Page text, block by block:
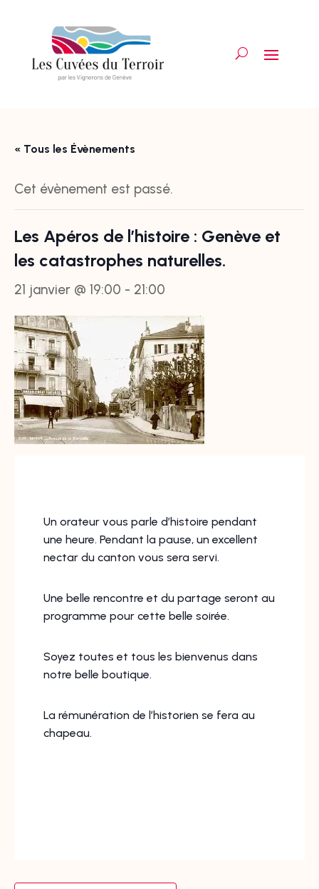
« Tous les Évènements
Cet évènement est passé.
Les Apéros de l’histoire : Genève et
les catastrophes naturelles.
21 janvier @ 19:00 - 21:00
Un orateur vous parle d’histoire pendant
une heure. Pendant la pause, un excellent
nectar du canton vous sera servi.
Une belle rencontre et du partage seront au
programme pour cette belle soirée.
Soyez toutes et tous les bienvenus dans
notre belle boutique.
La rémunération de l’historien se fera au
chapeau.